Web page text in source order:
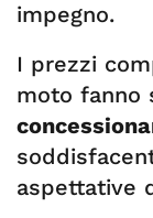
impegno.
I prezzi
moto fanno
aspettative